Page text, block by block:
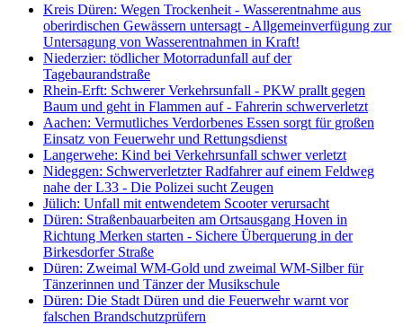
Kreis Düren: Wegen Trockenheit - Wasserentnahme aus
oberirdischen Gewässern untersagt - Allgemeinverfügung zur
Untersagung von Wasserentnahmen in Kraft!
Niederzier: tödlicher Motorradunfall auf der
Tagebaurandstraße
Rhein-Erft: Schwerer Verkehrsunfall - PKW prallt gegen
Baum und geht in Flammen auf - Fahrerin schwerverletzt
Aachen: Vermutliches Verdorbenes Essen sorgt für großen
Einsatz von Feuerwehr und Rettungsdienst
Langerwehe: Kind bei Verkehrsunfall schwer verletzt
Nideggen: Schwerverletzter Radfahrer auf einem Feldweg
nahe der L33 - Die Polizei sucht Zeugen
Jülich: Unfall mit entwendetem Scooter verursacht
Düren: Straßenbauarbeiten am Ortsausgang Hoven in
Richtung Merken starten - Sichere Überquerung in der
Birkesdorfer Straße
Düren: Zweimal WM-Gold und zweimal WM-Silber für
Tänzerinnen und Tänzer der Musikschule
Düren: Die Stadt Düren und die Feuerwehr warnt vor
falschen Brandschutzprüfern